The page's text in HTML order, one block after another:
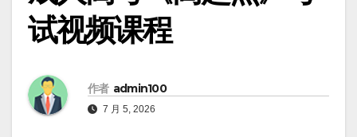
试视频课程
作者 admin100
7 月 5, 2026